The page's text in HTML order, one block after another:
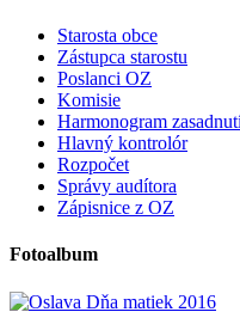
Starosta obce
Zástupca starostu
Poslanci OZ
Komisie
Harmonogram
Hlavný kontrolór
Rozpočet
Správy audítora
Zápisnice z OZ
Fotoalbum